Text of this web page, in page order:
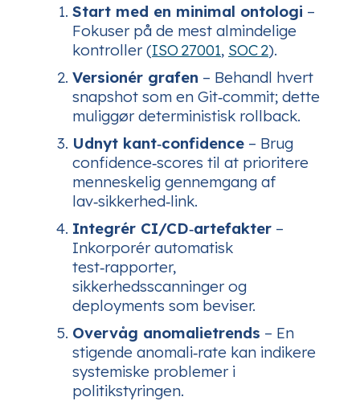
Start med en minimal ontologi –
Fokuser på de mest almindelige
kontroller (ISO 27001, SOC 2).
Versionér grafen – Behandl hvert
snapshot som en Git‑commit; dette
muliggør deterministisk rollback.
Udnyt kant‑confidence – Brug
confidence‑scores til at prioritere
menneskelig gennemgang af
lav‑sikkerhed‑link.
Integrér CI/CD‑artefakter –
Inkorporér automatisk
test‑rapporter,
sikkerhedsscanninger og
deployments som beviser.
Overvåg anomalietrends – En
stigende anomali‑rate kan indikere
systemiske problemer i
politikstyringen.